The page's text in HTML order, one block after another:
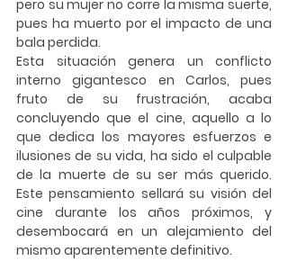
pero su mujer no corre la misma suerte,
pues ha muerto por el impacto de una
bala perdida.
Esta situación genera un conflicto
interno gigantesco en Carlos, pues
fruto de su frustración, acaba
concluyendo que el cine, aquello a lo
que dedica los mayores esfuerzos e
ilusiones de su vida, ha sido el culpable
de la muerte de su ser más querido.
Este pensamiento sellará su visión del
cine durante los años próximos, y
desembocará en un alejamiento del
mismo aparentemente definitivo.